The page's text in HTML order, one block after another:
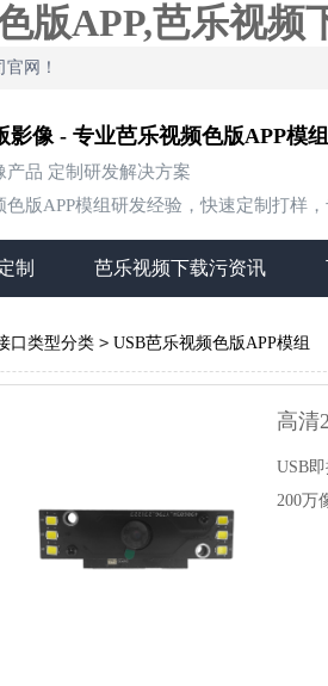
版APP,芭乐视频
！
影像 - 专业芭乐视频色版APP模
像产品 定制研发解决方案
APP模组研发经验，快速定制打样，专
制 芭乐视频下载污资讯
口类型分类 > USB芭乐视频色版APP模组
USB
200万